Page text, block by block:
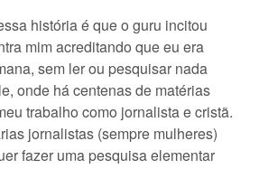
história é que o guru incitou
mim acreditando que eu era
sem ler ou pesquisar nada
onde há centenas de matérias
trabalho como jornalista e cristã.
jornalistas (sempre mulheres)
fazer uma pesquisa elementar